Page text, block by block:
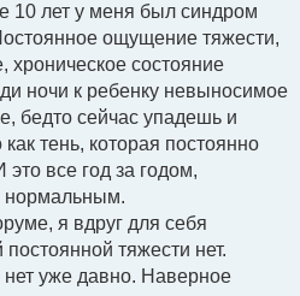
10 лет у меня был синдром
ощущение тяжести,
хроническое состояние
ночи к ребенку невыносимое
бедто сейчас упадешь и
тень, которая постоянно
это все год за годом,
нормальным.
я вдруг для себя
тяжести нет.
уже давно. Наверное